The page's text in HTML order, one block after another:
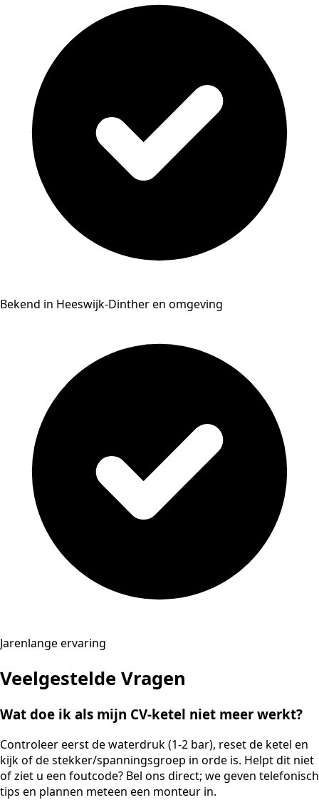
Bekend in Heeswijk-Dinther en omgeving
Jarenlange ervaring
Veelgestelde Vragen
Wat doe ik als mijn CV-ketel niet meer werkt?
Controleer eerst de waterdruk (1-2 bar), reset de ketel en
kijk of de stekker/spanningsgroep in orde is. Helpt dit niet
of ziet u een foutcode? Bel ons direct; we geven telefonisch
tips en plannen meteen een monteur in.